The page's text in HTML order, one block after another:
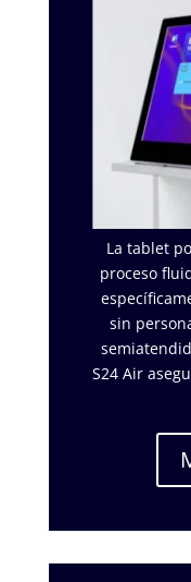
La tablet
proceso
sin
S24 Air